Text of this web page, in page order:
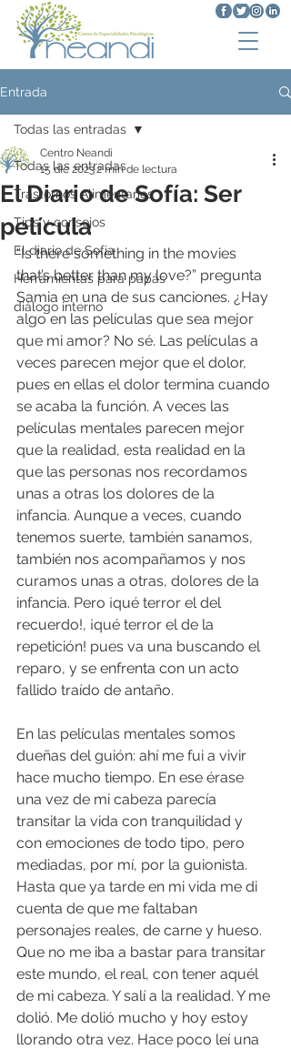
Entrada
Todas las entradas
Trastornos Alimentarios
Tips y consejos
El diario de Sofía
Herramientas para papás
diálogo interno
Todas las entradas
El Diario de Sofía: Ser
película
Centro Neandi
15 dic 20232 min de lectura
“Is there something in the movies
that’s better than my love?” pregunta
Samia en una de sus canciones. ¿Hay
algo en las películas que sea mejor
que mi amor? No sé. Las películas a
veces parecen mejor que el dolor,
pues en ellas el dolor termina cuando
se acaba la función. A veces las
películas mentales parecen mejor
que la realidad, esta realidad en la
que las personas nos recordamos
unas a otras los dolores de la
infancia. Aunque a veces, cuando
tenemos suerte, también sanamos,
también nos acompañamos y nos
curamos unas a otras, dolores de la
infancia. Pero ¡qué terror el del
recuerdo!, ¡qué terror el de la
repetición! pues va una buscando el
reparo, y se enfrenta con un acto
fallido traído de antaño.
En las películas mentales somos
dueñas del guión: ahí me fui a vivir
hace mucho tiempo. En ese érase
una vez de mi cabeza parecía
transitar la vida con tranquilidad y
con emociones de todo tipo, pero
mediadas, por mí, por la guionista.
Hasta que ya tarde en mi vida me di
cuenta de que me faltaban
personajes reales, de carne y hueso.
Que no me iba a bastar para transitar
este mundo, el real, con tener aquél
de mi cabeza. Y salí a la realidad. Y me
dolió. Me dolió mucho y hoy estoy
llorando otra vez. Hace poco leí una